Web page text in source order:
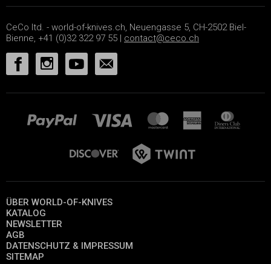
CeCo ltd. - world-of-knives.ch, Neuengasse 5, CH-2502 Biel-
Bienne, +41 (0)32 322 97 55 | contact@ceco.ch
ÜBER WORLD-OF-KNIVES
KATALOG
NEWSLETTER
AGB
DATENSCHUTZ & IMPRESSUM
SITEMAP